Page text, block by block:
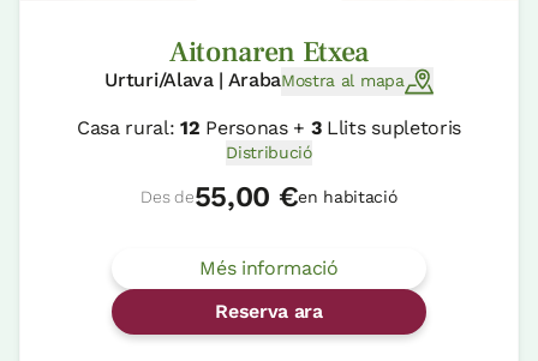
Aitonaren Etxea
Urturi/Alava | ArabaMostra al mapa
Casa rural:12 Personas + 3Llits supletoris
Distribució
Des de55,00 €en habitació
Més informació
Reserva ara